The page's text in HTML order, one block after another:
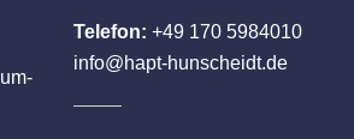
Telefon: +49 170 5984010
info@hapt-hunscheidt.de